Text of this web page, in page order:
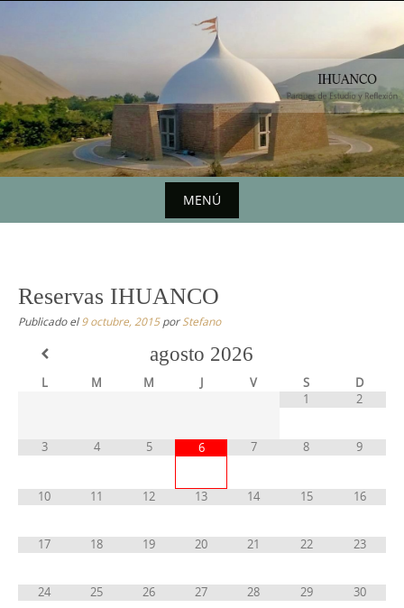
contenido
MENÚ
contenido
Reservas IHUANCO
Publicado el 9 octubre, 2015por Stefano
agosto 2026
L M M J V S
D
1
2
3 4 5 6 7 8 9
10 11 12 13 14 15 16
17 18 19 20 21 22 23
24 25 26 27 28 29 30